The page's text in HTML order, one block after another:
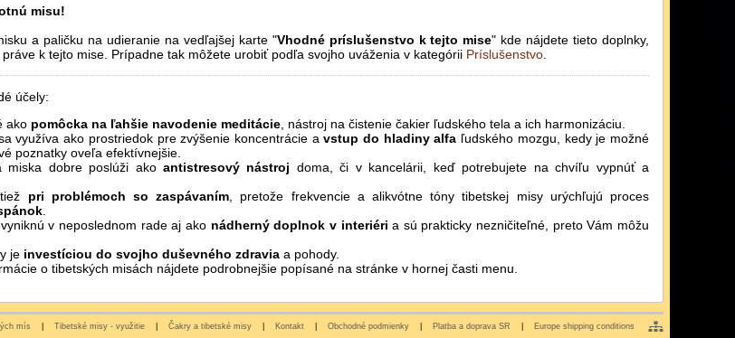
misu!
a paličku na udieranie na vedľajšej karte "Vhodné príslušenstvo k tejto mise" kde nájdete tieto doplnky,
k tejto mise. Prípadne tak môžete urobiť podľa svojho uváženia v kategórii Príslušenstvo.
účely:
ako pomôcka na ľahšie navodenie meditácie, nástroj na čistenie čakier ľudského tela a ich harmonizáciu.
využíva ako prostriedok pre zvýšenie koncentrácie avstup do hladiny alfa ľudského mozgu, kedy je možné
poznatky oveľa efektívnejšie.
miska dobre poslúži akoantistresový nástroj doma, či v kancelárii, keď potrebujete na chvíľu vypnúť a
pri problémoch so zaspávaním, pretože frekvencie a alikvótne tóny tibetskej misy urýchľujú proces
.
v neposlednom rade aj ako nádherný doplnok v interiéri a sú prakticky nezničiteľné, preto Vám môžu
je investíciou do svojho duševného zdraviaa pohody.
o tibetských misách nájdete podrobnejšie popísané na stránke v hornej časti menu.
mís Tibetské misy - využitie Čakry a tibetské misy Kontakt Obchodné podmienky Platba a doprava SR Europe shipping conditions